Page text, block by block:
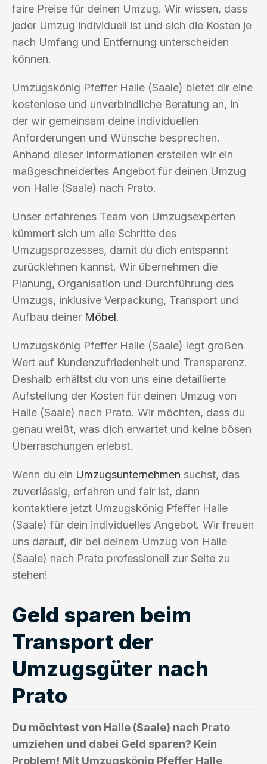
faire Preise für deinen Umzug. Wir wissen, dass
jeder Umzug individuell ist und sich die Kosten je
nach Umfang und Entfernung unterscheiden
können.
Umzugskönig Pfeffer Halle (Saale) bietet dir eine
kostenlose und unverbindliche Beratung an, in
der wir gemeinsam deine individuellen
Anforderungen und Wünsche besprechen.
Anhand dieser Informationen erstellen wir ein
maßgeschneidertes Angebot für deinen Umzug
von Halle (Saale) nach Prato.
Unser erfahrenes Team von Umzugsexperten
kümmert sich um alle Schritte des
Umzugsprozesses, damit du dich entspannt
zurücklehnen kannst. Wir übernehmen die
Planung, Organisation und Durchführung des
Umzugs, inklusive Verpackung, Transport und
Aufbau deiner Möbel.
Umzugskönig Pfeffer Halle (Saale) legt großen
Wert auf Kundenzufriedenheit und Transparenz.
Deshalb erhältst du von uns eine detaillierte
Aufstellung der Kosten für deinen Umzug von
Halle (Saale) nach Prato. Wir möchten, dass du
genau weißt, was dich erwartet und keine bösen
Überraschungen erlebst.
Wenn du ein Umzugsunternehmen suchst, das
zuverlässig, erfahren und fair ist, dann
kontaktiere jetzt Umzugskönig Pfeffer Halle
(Saale) für dein individuelles Angebot. Wir freuen
uns darauf, dir bei deinem Umzug von Halle
(Saale) nach Prato professionell zur Seite zu
stehen!
Geld sparen beim
Transport der
Umzugsgüter nach
Prato
Du möchtest von Halle (Saale) nach Prato
umziehen und dabei Geld sparen? Kein
Problem! Mit Umzugskönig Pfeffer Halle